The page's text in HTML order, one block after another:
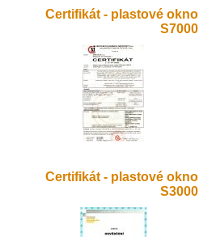
Certifikát - plastové okno
S7000
Certifikát - plastové okno
S3000